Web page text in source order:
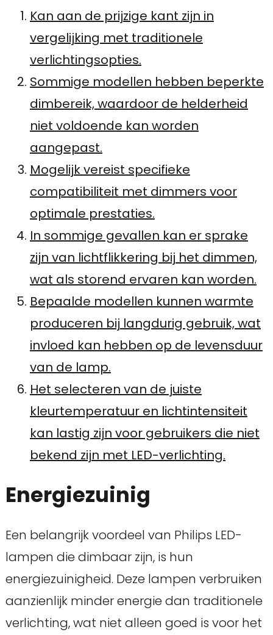
Kan aan de prijzige kant zijn in
vergelijking met traditionele
verlichtingsopties.
Sommige modellen hebben beperkte
dimbereik, waardoor de helderheid
niet voldoende kan worden
aangepast.
Mogelijk vereist specifieke
compatibiliteit met dimmers voor
optimale prestaties.
In sommige gevallen kan er sprake
zijn van lichtflikkering bij het dimmen,
wat als storend ervaren kan worden.
Bepaalde modellen kunnen warmte
produceren bij langdurig gebruik, wat
invloed kan hebben op de levensduur
van de lamp.
Het selecteren van de juiste
kleurtemperatuur en lichtintensiteit
kan lastig zijn voor gebruikers die niet
bekend zijn met LED-verlichting.
Energiezuinig
Een belangrijk voordeel van Philips LED-
lampen die dimbaar zijn, is hun
energiezuinigheid. Deze lampen verbruiken
aanzienlijk minder energie dan traditionele
verlichting, wat niet alleen goed is voor het